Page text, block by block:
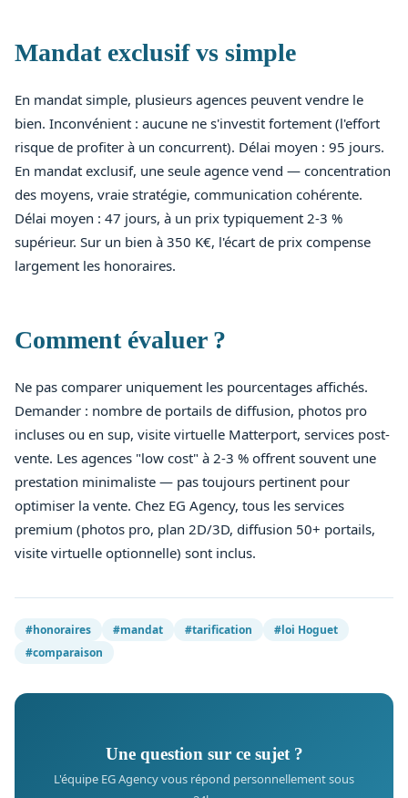
Mandat exclusif vs simple
En mandat simple, plusieurs agences peuvent vendre le
bien. Inconvénient : aucune ne s'investit fortement (l'effort
risque de profiter à un concurrent). Délai moyen : 95 jours.
En mandat exclusif, une seule agence vend — concentration
des moyens, vraie stratégie, communication cohérente.
Délai moyen : 47 jours, à un prix typiquement 2-3 %
supérieur. Sur un bien à 350 K€, l'écart de prix compense
largement les honoraires.
Comment évaluer ?
Ne pas comparer uniquement les pourcentages affichés.
Demander : nombre de portails de diffusion, photos pro
incluses ou en sup, visite virtuelle Matterport, services post-
vente. Les agences "low cost" à 2-3 % offrent souvent une
prestation minimaliste — pas toujours pertinent pour
optimiser la vente. Chez EG Agency, tous les services
premium (photos pro, plan 2D/3D, diffusion 50+ portails,
visite virtuelle optionnelle) sont inclus.
#honoraires #mandat #tarification
#loi Hoguet
#comparaison
Une question sur ce sujet ?
L'équipe EG Agency vous répond personnellement sous